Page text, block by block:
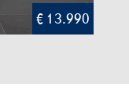
€ 13.990